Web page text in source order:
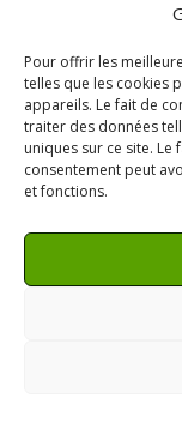
Pour offrir les
telles que les cookies
appareils. Le fait de
traiter des données
uniques sur ce site.
consentement peut
et fonctions.